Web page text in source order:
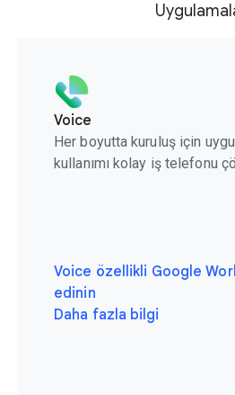
Voice
Her boyutta kuruluş için
kullanımı kolay iş telefonu
Voice özellikli Google
edinin
Daha fazla bilgi